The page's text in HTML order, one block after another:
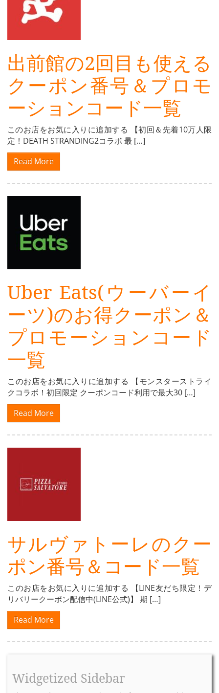
出前館の2回目も使える
クーポン番号＆プロモ
ーションコード一覧
このお店をお気に入りに追加する 【初回＆先着10万人限
定！DEATH STRANDING2コラボ 最 […]
Read More
Uber Eats(ウーバーイ
ーツ)のお得クーポン＆
プロモーションコード
一覧
このお店をお気に入りに追加する 【モンスターストライ
クコラボ！初回限定 クーポンコード利用で最大30 […]
Read More
サルヴァトーレのクー
ポン番号＆コード一覧
このお店をお気に入りに追加する 【LINE友だち限定！デ
リバリークーポン配信中(LINE公式)】 期 […]
Read More
Widgetized Sidebar